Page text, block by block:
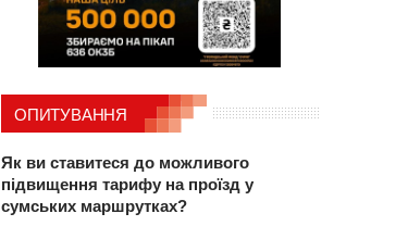
ОПИТУВАННЯ
Як ви ставитеся до можливого
підвищення тарифу на проїзд у
сумських маршрутках?